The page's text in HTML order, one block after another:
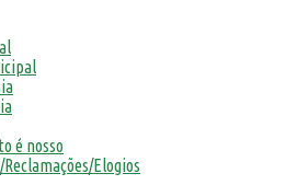
é nosso
Reclamações/Elogios